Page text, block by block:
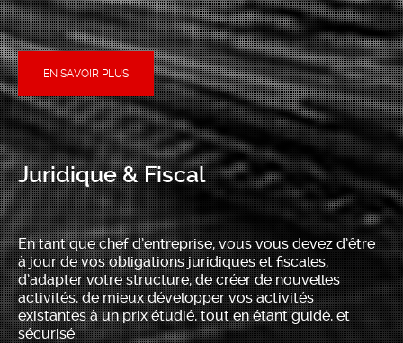
EN SAVOIR PLUS
Juridique & Fiscal
En tant que chef d’entreprise, vous vous devez d’être
à jour de vos obligations juridiques et fiscales,
d’adapter votre structure, de créer de nouvelles
activités, de mieux développer vos activités
existantes à un prix étudié, tout en étant guidé, et
sécurisé.